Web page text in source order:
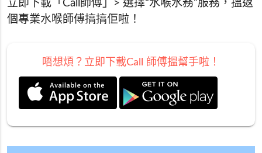
立即下載「Call師傅」> 選擇“水喉水務”服務，搵返
個專業水喉師傅搞搞佢啦！
唔想煩？立即下載Call 師傅搵幫手啦！